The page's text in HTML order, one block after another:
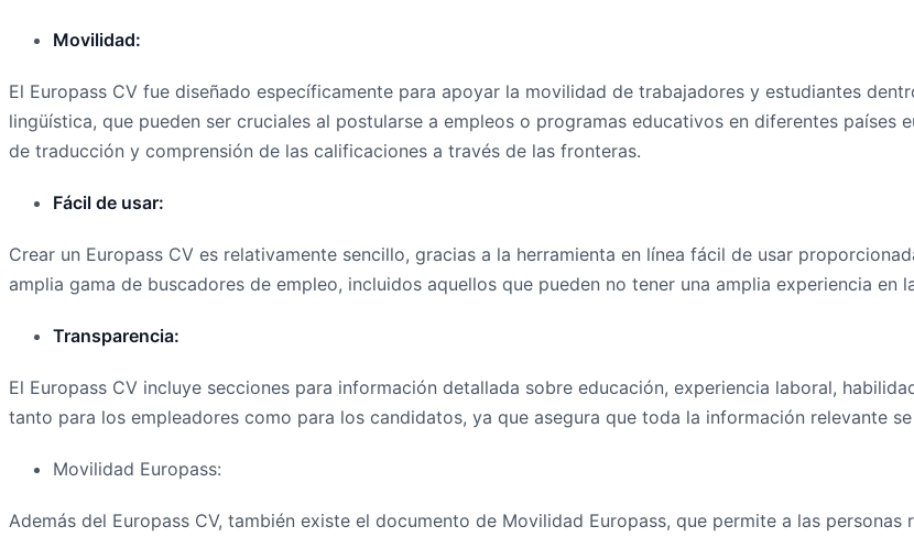
Movilidad:
El Europass CV fue diseñado específicamente para apoyar la movilidad de trabajadores y estudiantes
lingüística, que pueden ser cruciales al postularse a empleos o programas educativos en diferentes
de traducción y comprensión de las calificaciones a través de las fronteras.
Fácil de usar:
Crear un Europass CV es relativamente sencillo, gracias a la herramienta en línea fácil de usar
amplia gama de buscadores de empleo, incluidos aquellos que pueden no tener una amplia experiencia en
Transparencia:
El Europass CV incluye secciones para información detallada sobre educación, experiencia laboral,
tanto para los empleadores como para los candidatos, ya que asegura que toda la información relevante
Movilidad Europass:
Además del Europass CV, también existe el documento de Movilidad Europass, que permite a las